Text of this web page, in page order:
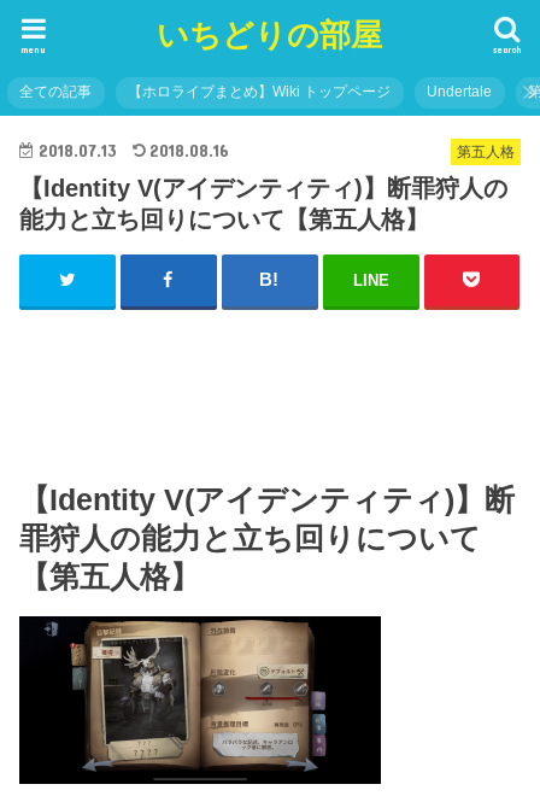
いちどりの部屋 search
menu
全ての記事 【ホロライブまとめ】Wiki トップページ Undertale
第五人格
2018.07.13 2018.08.16
【Identity V(アイデンティティ)】断罪狩人の
能力と立ち回りについて【第五人格】
LINE
【Identity V(アイデンティティ)】断
罪狩人の能力と立ち回りについて
【第五人格】